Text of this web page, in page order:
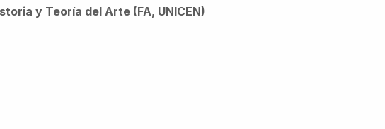
y Teoría del Arte (FA, UNICEN)